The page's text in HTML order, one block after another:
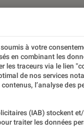
à votre
en combinant les
les traceurs via le lien
de nos services
l’analyse des
(IAB) stockent
traiter les données